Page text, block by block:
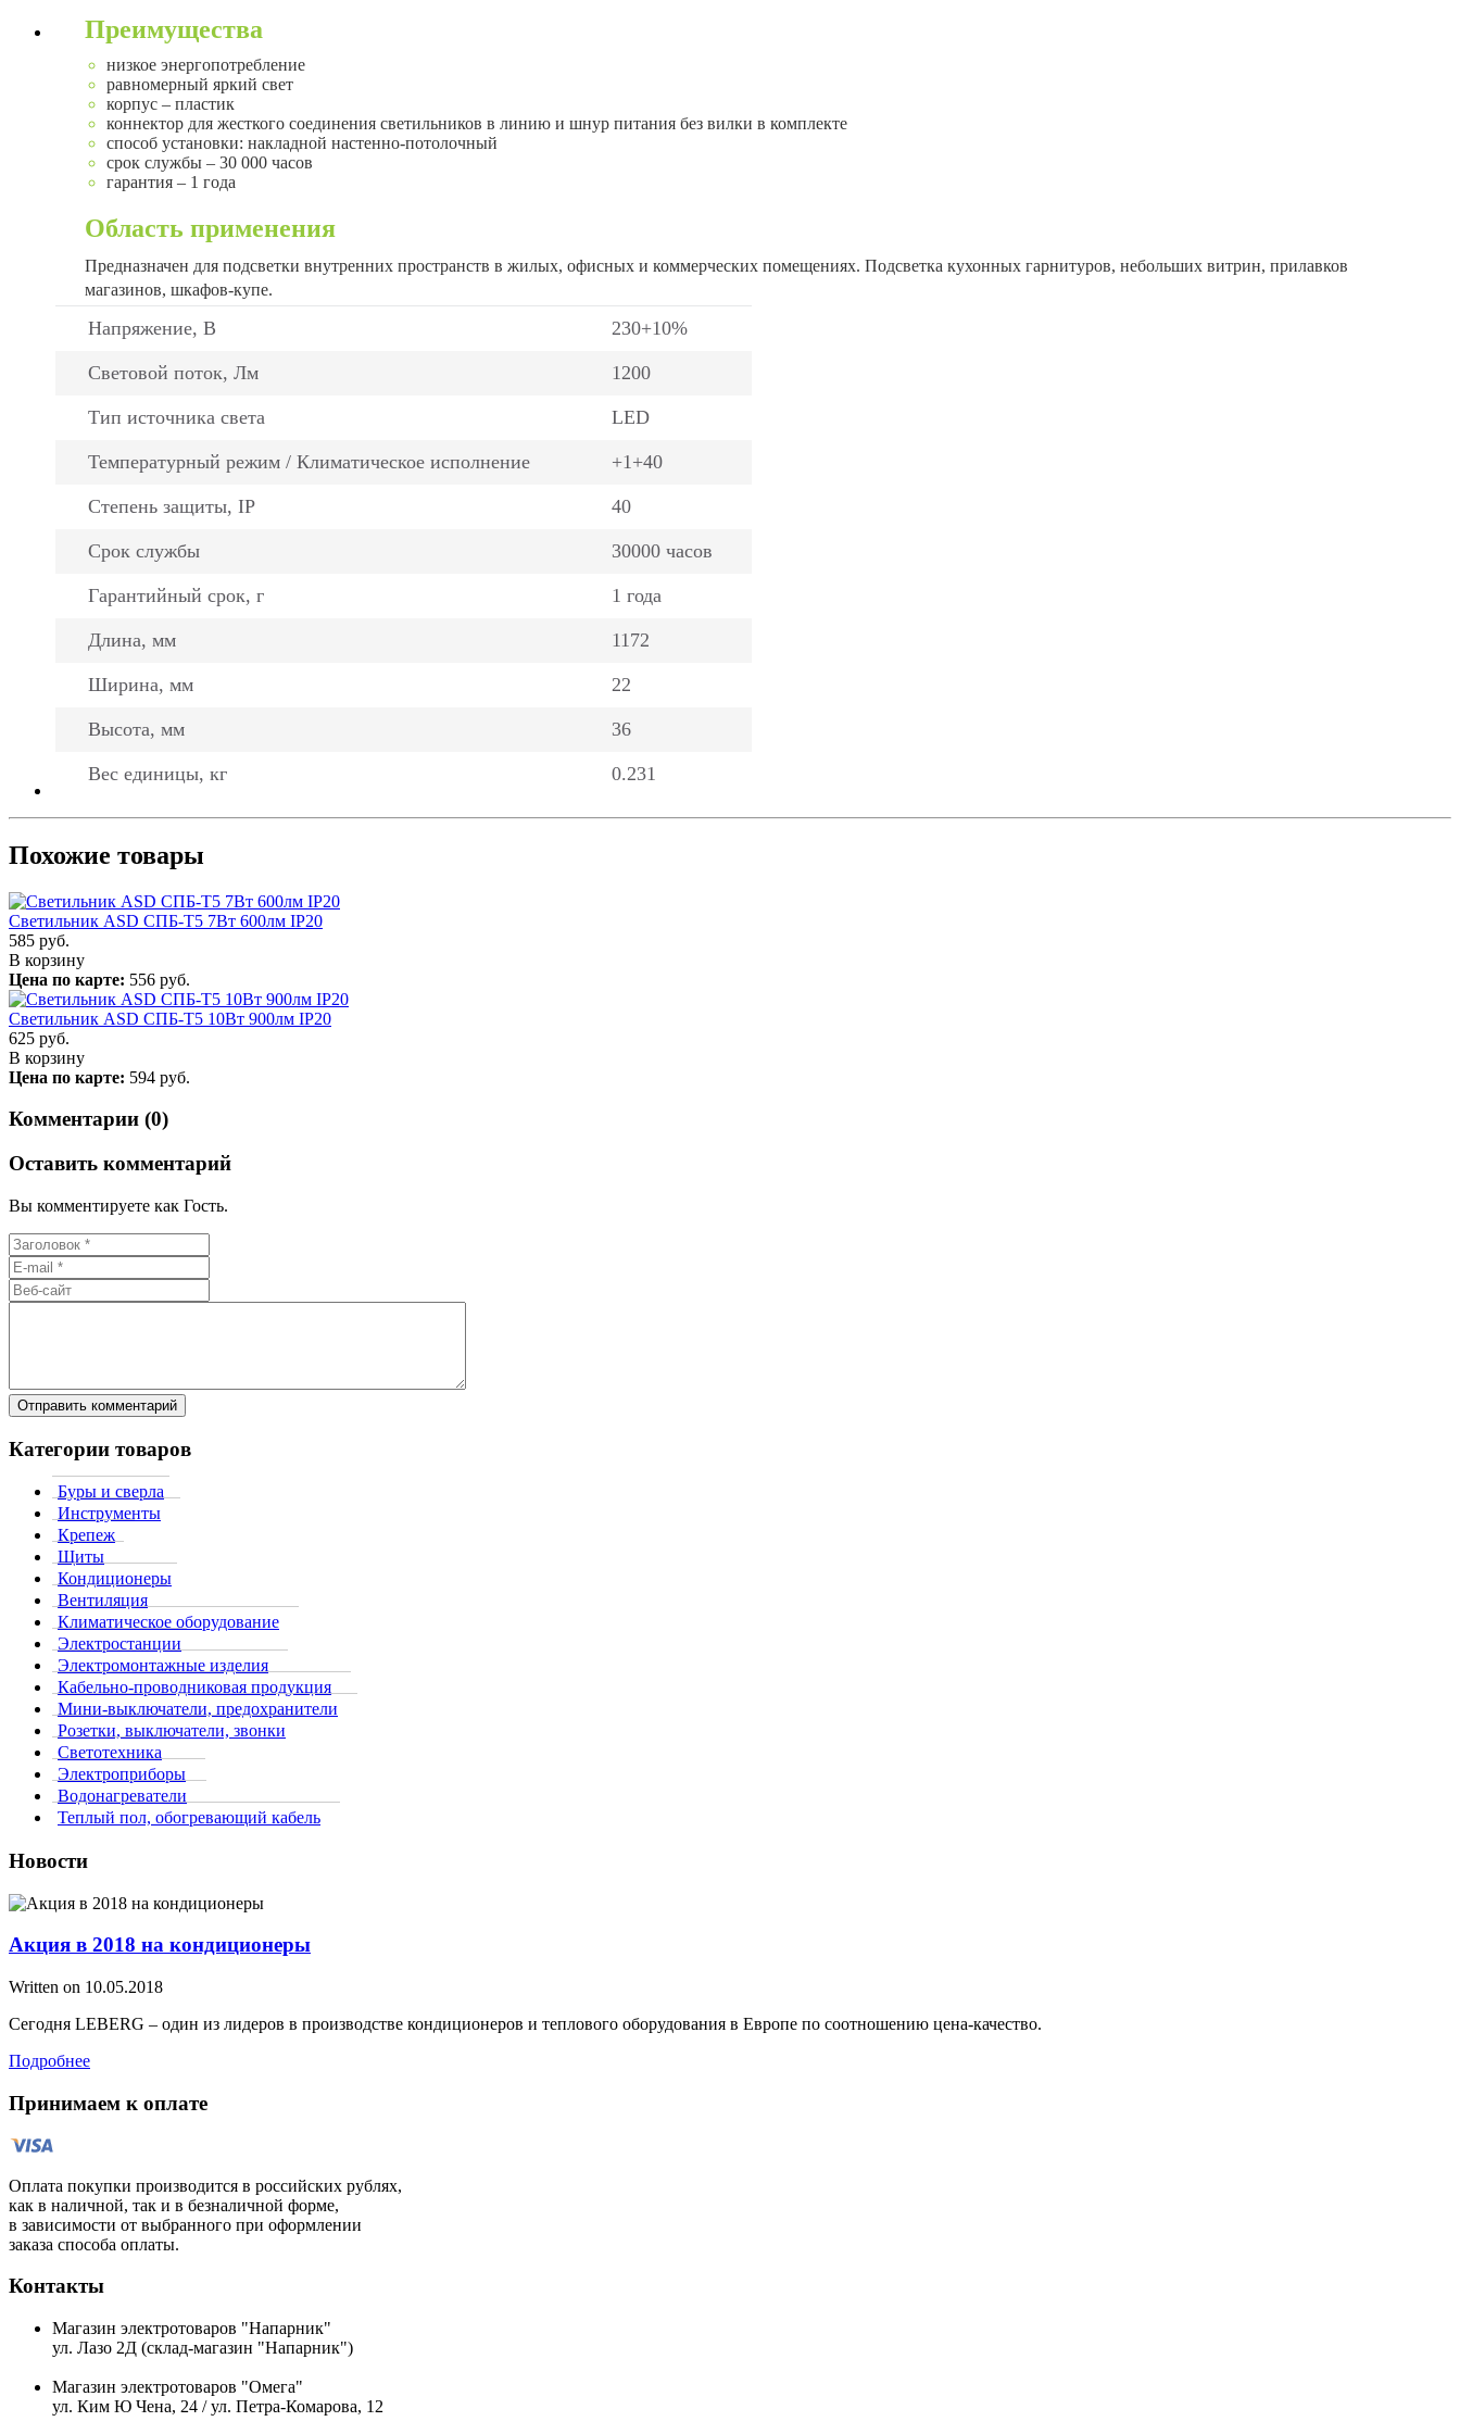
Преимущества
низкое энергопотребление
равномерный яркий свет
корпус – пластик
коннектор для жесткого соединения светильников в линию и шнур питания без вилки в комплекте
способ установки: накладной настенно-потолочный
срок службы – 30 000 часов
гарантия – 1 года
Область применения
Предназначен для подсветки внутренних пространств в жилых, офисных и коммерческих помещениях. Подсветка кухонных гарнитуров, небольших витрин, прилавков
магазинов, шкафов-купе.
Напряжение, В 230+10%
Световой поток, Лм 1200
Тип источника света LED
Температурный режим / Климатическое исполнение +1+40
Степень защиты, IP 40
Срок службы 30000 часов
Гарантийный срок, г 1 года
Длина, мм 1172
Ширина, мм 22
Высота, мм 36
Вес единицы, кг 0.231
Похожие товары
Светильник ASD СПБ-Т5 7Вт 600лм IP20
585 руб.
В корзину
Цена по карте: 556 руб.
Светильник ASD СПБ-Т5 10Вт 900лм IP20
625 руб.
В корзину
Цена по карте: 594 руб.
Комментарии (0)
Оставить комментарий
Вы комментируете как Гость.
Категории товаров
Буры и сверла
Инструменты
Крепеж
Щиты
Кондиционеры
Вентиляция
Климатическое оборудование
Электростанции
Электромонтажные изделия
Кабельно-проводниковая продукция
Мини-выключатели, предохранители
Розетки, выключатели, звонки
Светотехника
Электроприборы
Водонагреватели
Теплый пол, обогревающий кабель
Новости
Акция в 2018 на кондиционеры
Written on 10.05.2018
Сегодня LEBERG – один из лидеров в производстве кондиционеров и теплового оборудования в Европе по соотношению цена-качество.
Подробнее
Принимаем к оплате
Оплата покупки производится в российских рублях,
как в наличной, так и в безналичной форме,
в зависимости от выбранного при оформлении
заказа способа оплаты.
Контакты
Магазин электротоваров "Напарник"
ул. Лазо 2Д (склад-магазин "Напарник")
Магазин электротоваров "Омега"
ул. Ким Ю Чена, 24 / ул. Петра-Комарова, 12